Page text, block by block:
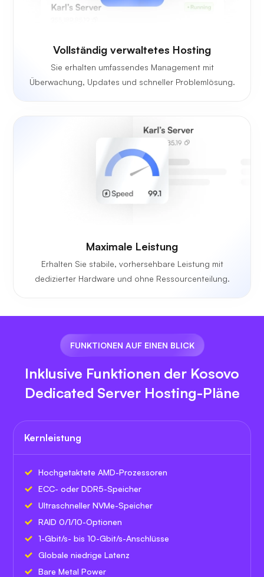
Vollständig verwaltetes Hosting
Sie erhalten umfassendes Management mit
Überwachung, Updates und schneller Problemlösung.
Maximale Leistung
Erhalten Sie stabile, vorhersehbare Leistung mit
dedizierter Hardware und ohne Ressourcenteilung.
FUNKTIONEN AUF EINEN BLICK
Inklusive Funktionen der Kosovo
Dedicated Server Hosting-Pläne
Kernleistung
Hochgetaktete AMD-Prozessoren
ECC- oder DDR5-Speicher
Ultraschneller NVMe-Speicher
RAID 0/1/10-Optionen
1-Gbit/s- bis 10-Gbit/s-Anschlüsse
Globale niedrige Latenz
Bare Metal Power